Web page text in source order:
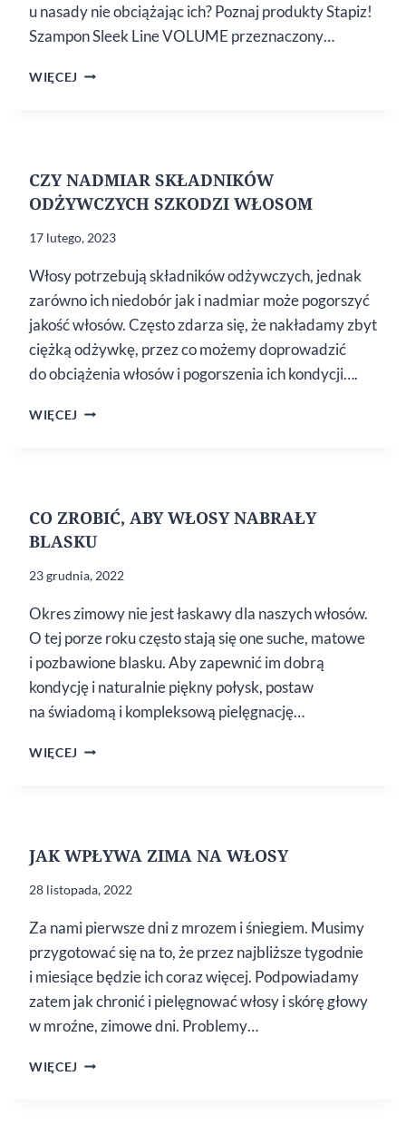
u nasady nie obciążając ich? Poznaj produkty Stapiz!
Szampon Sleek Line VOLUME przeznaczony…
WIĘCEJ DODAJ
CZY NADMIAR SKŁADNIKÓW
ODŻYWCZYCH SZKODZI WŁOSOM
17 lutego, 2023
Włosy potrzebują składników odżywczych, jednak
zarówno ich niedobór jak i nadmiar może pogorszyć
jakość włosów. Często zdarza się, że nakładamy zbyt
ciężką odżywkę, przez co możemy doprowadzić
do obciążenia włosów i pogorszenia ich kondycji….
WIĘCEJ CZY NADMIAR
CO ZROBIĆ, ABY WŁOSY NABRAŁY
BLASKU
23 grudnia, 2022
Okres zimowy nie jest łaskawy dla naszych włosów.
O tej porze roku często stają się one suche, matowe
i pozbawione blasku. Aby zapewnić im dobrą
kondycję i naturalnie piękny połysk, postaw
na świadomą i kompleksową pielęgnację…
WIĘCEJ CO ZROBIĆ,
JAK WPŁYWA ZIMA NA WŁOSY
28 listopada, 2022
Za nami pierwsze dni z mrozem i śniegiem. Musimy
przygotować się na to, że przez najbliższe tygodnie
i miesiące będzie ich coraz więcej. Podpowiadamy
zatem jak chronić i pielęgnować włosy i skórę głowy
w mroźne, zimowe dni. Problemy…
WIĘCEJ JAK